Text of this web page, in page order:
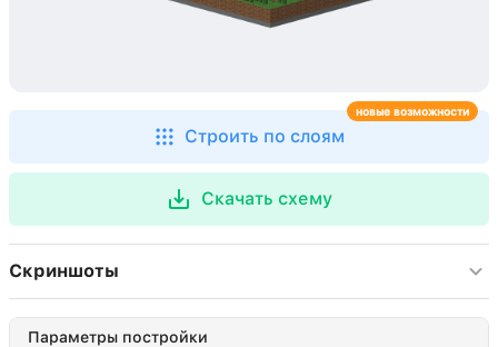
Строить по слоям
новые возможности
Скачать схему
Скриншоты
Параметры постройки